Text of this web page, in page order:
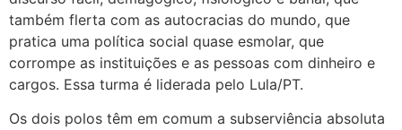
também flerta com as autocracias do mundo, que
pratica uma política social quase esmolar, que
corrompe as instituições e as pessoas com dinheiro e
cargos. Essa turma é liderada pelo Lula/PT.
Os dois polos têm em comum a subserviência absoluta